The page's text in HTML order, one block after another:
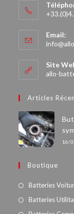
Email:
Site
allo-
Articles
16/
Boutique
Batteries
Batteries